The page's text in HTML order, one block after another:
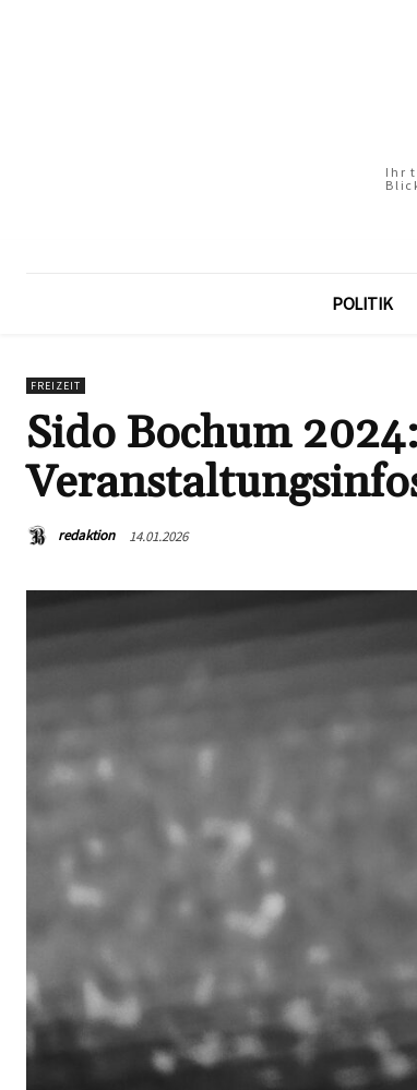
Ihr
POLITIK
FREIZEIT
Sido Bochum
redaktion 14.01.2026